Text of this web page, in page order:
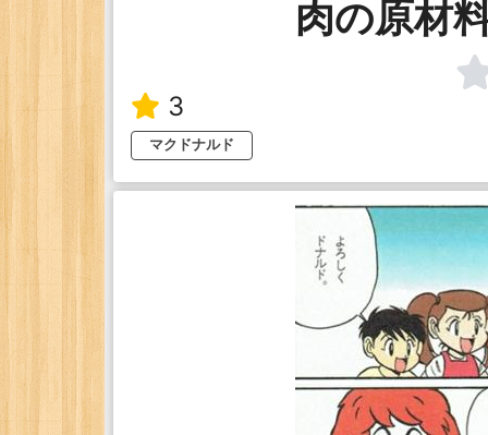
肉の原材
3
マクドナルド